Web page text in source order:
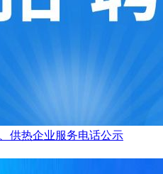
供热企业服务电话公示